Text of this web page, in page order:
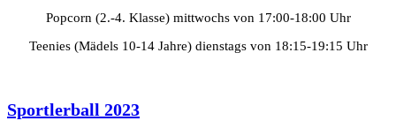
Popcorn (2.-4. Klasse) mittwochs von 17:00-18:00 Uhr
Teenies (Mädels 10-14 Jahre) dienstags von 18:15-19:15 Uhr
Sportlerball 2023